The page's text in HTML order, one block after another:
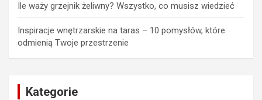
Ile waży grzejnik żeliwny? Wszystko, co musisz wiedzieć
Inspiracje wnętrzarskie na taras – 10 pomysłów, które
odmienią Twoje przestrzenie
Kategorie